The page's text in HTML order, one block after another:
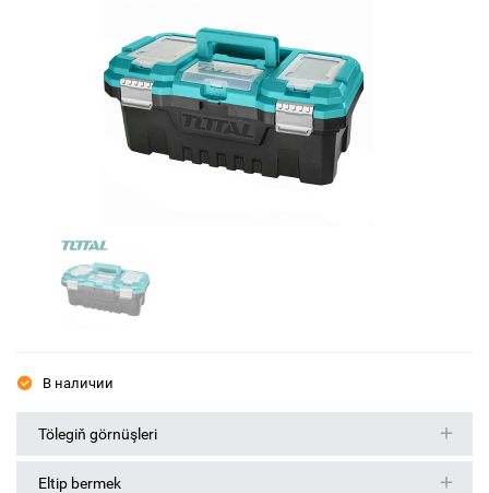
В наличии
Tölegiň görnüşleri
Eltip bermek